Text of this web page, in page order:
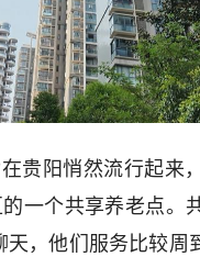
贵阳悄然流行起来
一个共享养老点。
，他们服务比较周